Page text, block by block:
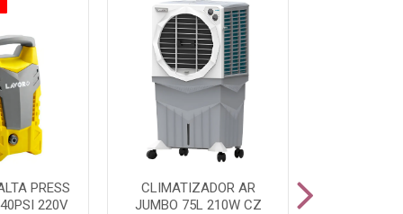
PRESS
220V
CLIMATIZADOR AR
JUMBO 75L 210W CZ